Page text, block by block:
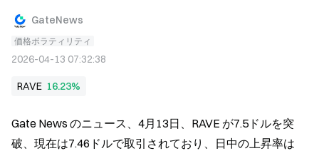
GateNews
価格ボラティリティ
2026-04-13 07:32:38
RAVE 16.23%
Gate News のニュース、4月13日、RAVE が7.5ドルを突
破、現在は7.46ドルで取引されており、日中の上昇率は